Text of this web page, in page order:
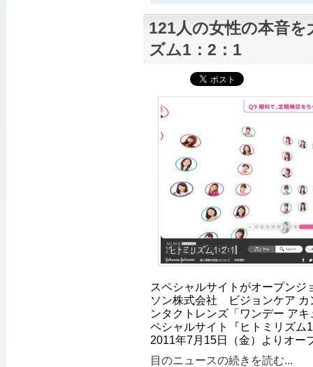
121人の女性の本音
ズム1：2：1
スペシャルサイトがオープンジ
ソン株式会社 ビジョンケア カ
ンタクトレンズ「ワンデー ア
ペシャルサイト『ヒトミリズム
2011年7月15日（金）よりオー
目のニュースの続きを読む...